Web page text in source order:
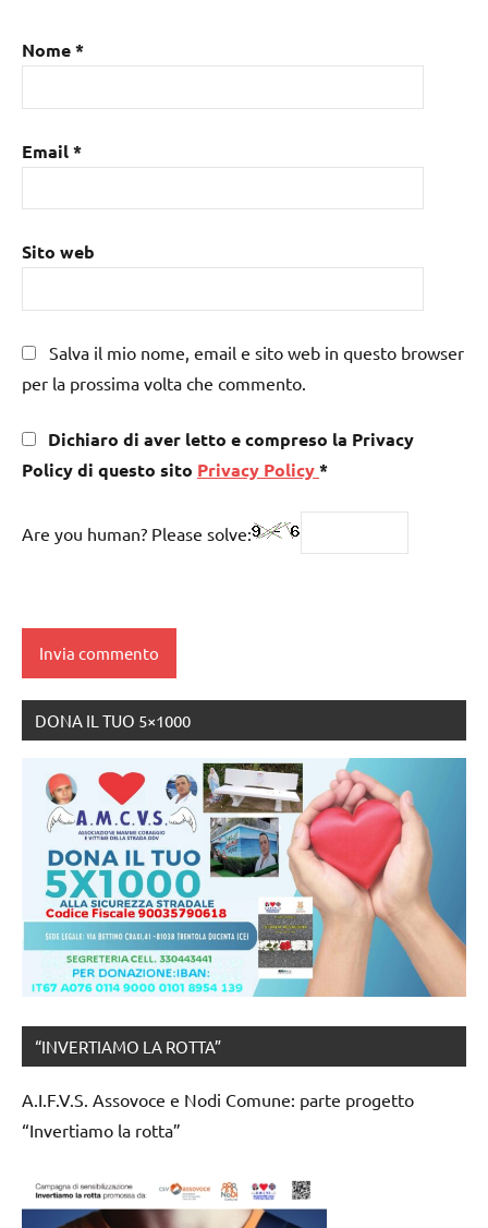
Nome*
Email*
Sito web
Salva il mio nome, email e sito web in questo browser
per la prossima volta che commento.
Dichiaro di aver letto e compreso la Privacy
Policy di questo sito Privacy Policy*
Are you human? Please solve:
DONA IL TUO 5×1000
“INVERTIAMO LA ROTTA”
A.I.F.V.S. Assovoce e Nodi Comune: parte progetto
“Invertiamo la rotta”